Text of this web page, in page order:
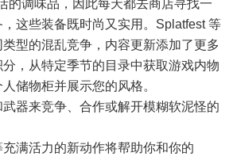
的调味品，因此每天都去商店寻找一
这些装备既时尚又实用。Splatfest 等
型的混乱竞争，内容更新添加了更多
，从特定季节的目录中获取游戏内物
储物柜并展示您的风格。
器来竞争、合作或解开模糊软泥怪的
满活力的新动作将帮助你和你的